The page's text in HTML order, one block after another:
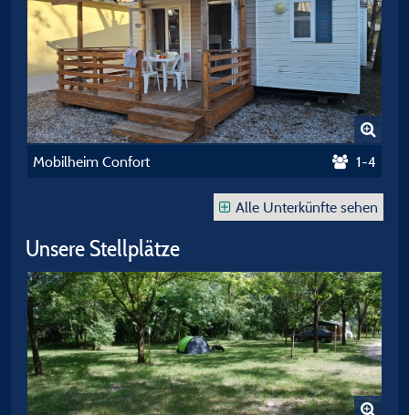
Mobilheim Confort 1-4
Alle Unterkünfte sehen
Unsere Stellplätze